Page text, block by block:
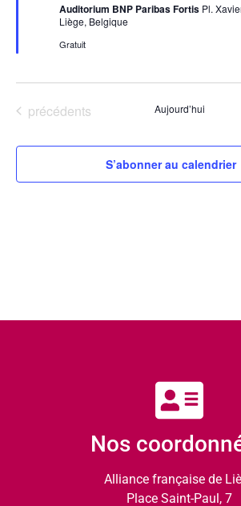
Auditorium BNP Paribas Fortis Pl.
Liège, Belgique
Gratuit
Évènements
précédents Aujourd’hui
S’abonner au calendrier
Nos
Alliance française de
Place Saint-Paul, 7